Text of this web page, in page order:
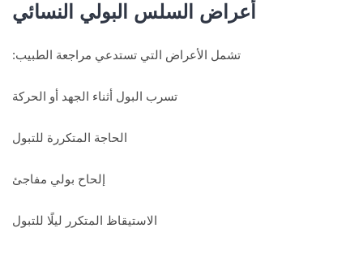
أعراض السلس البولي النسائي
تشمل الأعراض التي تستدعي مراجعة الطبيب:
تسرب البول أثناء الجهد أو الحركة
الحاجة المتكررة للتبول
إلحاح بولي مفاجئ
الاستيقاظ المتكرر ليلًا للتبول